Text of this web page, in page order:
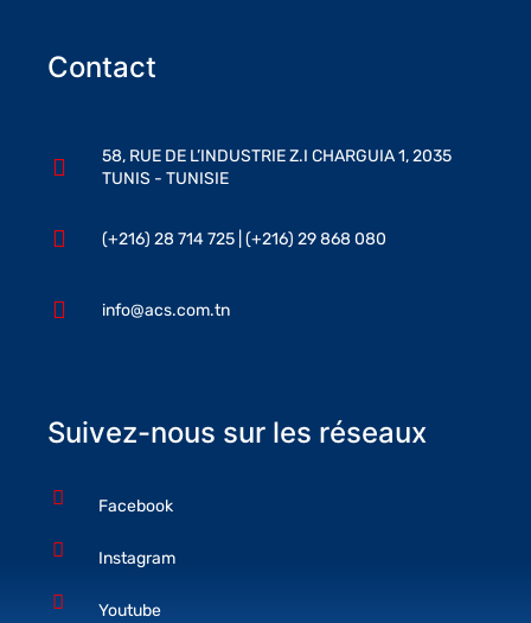
Contact
58, RUE DE L’INDUSTRIE Z.I CHARGUIA 1, 2035
TUNIS - TUNISIE
(+216) 28 714 725 | (+216) 29 868 080
info@acs.com.tn
Suivez-nous sur les réseaux
Facebook
Instagram
Youtube